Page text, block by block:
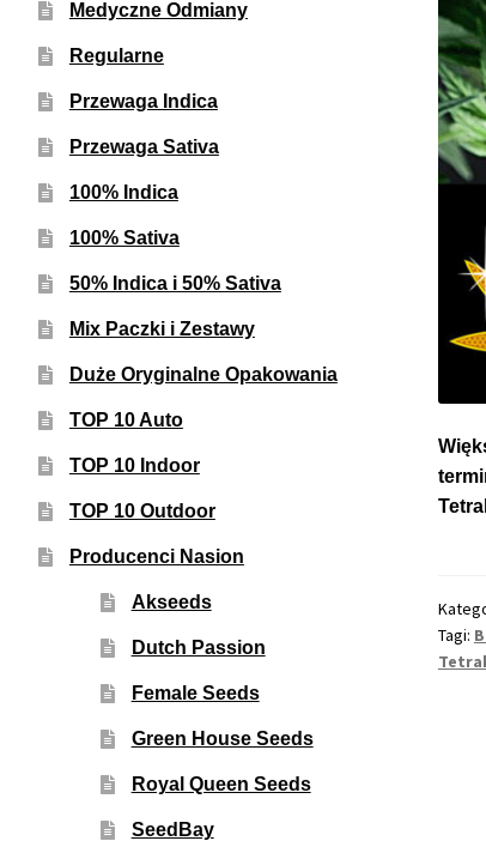
Tagi:
Medyczne Odmiany
Regularne
Przewaga Indica
Przewaga Sativa
100% Indica
100% Sativa
50% Indica i 50% Sativa
Mix Paczki i Zestawy
Duże Oryginalne Opakowania
TOP 10 Auto
TOP 10 Indoor
TOP 10 Outdoor
Producenci Nasion
Akseeds
Dutch Passion
Female Seeds
Green House Seeds
Royal Queen Seeds
SeedBay